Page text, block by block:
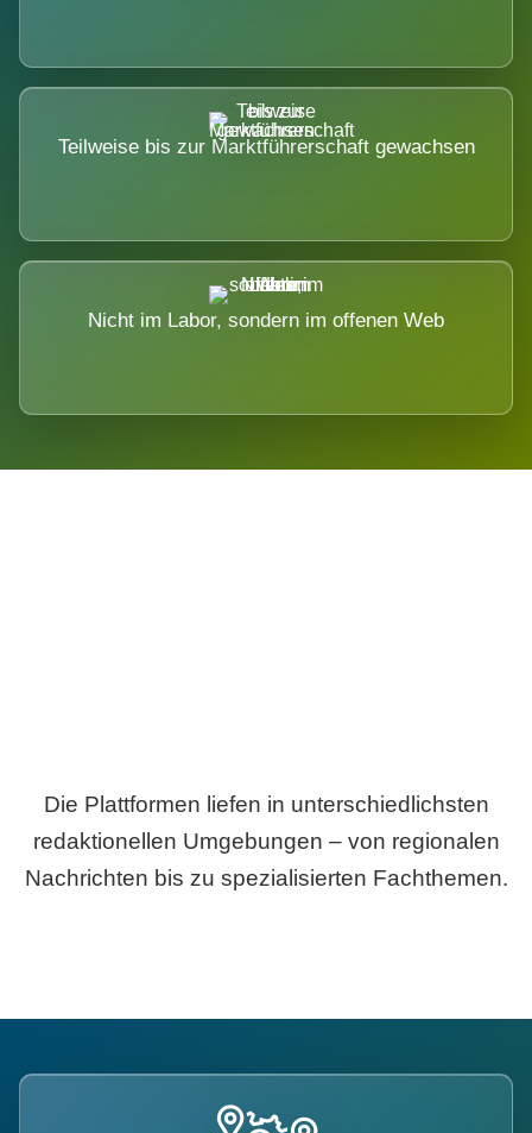
Teilweise bis zur Marktführerschaft gewachsen
Nicht im Labor, sondern im offenen Web
Die Plattformen liefen in unterschiedlichsten
redaktionellen Umgebungen – von regionalen
Nachrichten bis zu spezialisierten Fachthemen.